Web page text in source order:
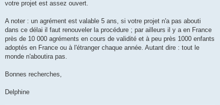
votre projet est assez ouvert.
A noter : un agrément est valable 5 ans, si votre projet n'a pas abouti
dans ce délai il faut renouveler la procédure ; par ailleurs il y a en France
près de 10 000 agréments en cours de validité et à peu près 1000 enfants
adoptés en France ou à l'étranger chaque année. Autant dire : tout le
monde n'aboutira pas.
Bonnes recherches,
Delphine